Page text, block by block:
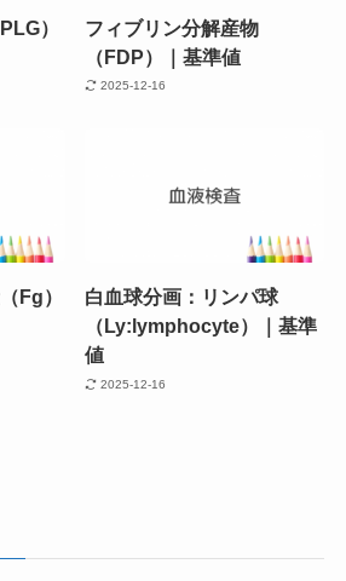
）
フィブリン分解産物
（FDP）｜基準値
2025-12-16
Fg）
白血球分画：リンパ球
（Ly:lymphocyte）｜基準
値
2025-12-16